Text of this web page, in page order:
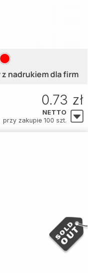
z nadrukiem dla firm
0.73 zł
NETTO
przy zakupie 100 szt.